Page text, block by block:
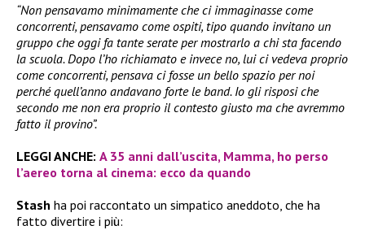
“Non pensavamo minimamente che ci immaginasse come
concorrenti, pensavamo come ospiti, tipo quando invitano un
gruppo che oggi fa tante serate per mostrarlo a chi sta facendo
la scuola. Dopo l’ho richiamato e invece no, lui ci vedeva proprio
come concorrenti, pensava ci fosse un bello spazio per noi
perché quell’anno andavano forte le band. Io gli risposi che
secondo me non era proprio il contesto giusto ma che avremmo
fatto il provino”.
LEGGI ANCHE: A 35 anni dall’uscita, Mamma, ho perso
l’aereo torna al cinema: ecco da quando
Stash ha poi raccontato un simpatico aneddoto, che ha
fatto divertire i più: